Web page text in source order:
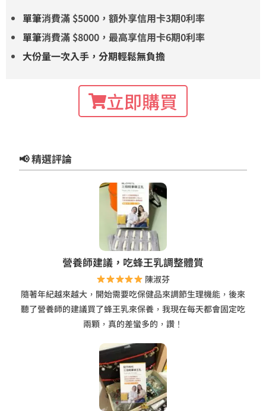
單筆消費滿 $5000，額外享信用卡3期0利率
單筆消費滿 $8000，最高享信用卡6期0利率
大份量一次入手，分期輕鬆無負擔
立即購買
📢 精選評論
營養師建議，吃蜂王乳調整體質
陳淑芬
隨著年紀越來越大，開始需要吃保健品來調節生理機能，後來
聽了營養師的建議買了蜂王乳來保養，我現在每天都會固定吃
兩顆，真的差蠻多的，讚！